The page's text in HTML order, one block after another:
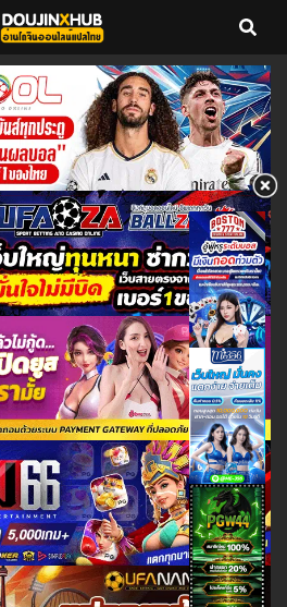
ออนไลน์ฟรี 24 ชั่วโมง
โดจินวาย โดจิน อัพเดทโดจินวายเรื่อง
ใหม่ทุกวัน โหลดโดจินโป๊ล่าสุด
ออนไลน์ doujin hentai yuri yaoi
thai แม่ลูก พี่น้อง ครอบครัว แย่งแฟน
NTR ดราม่า